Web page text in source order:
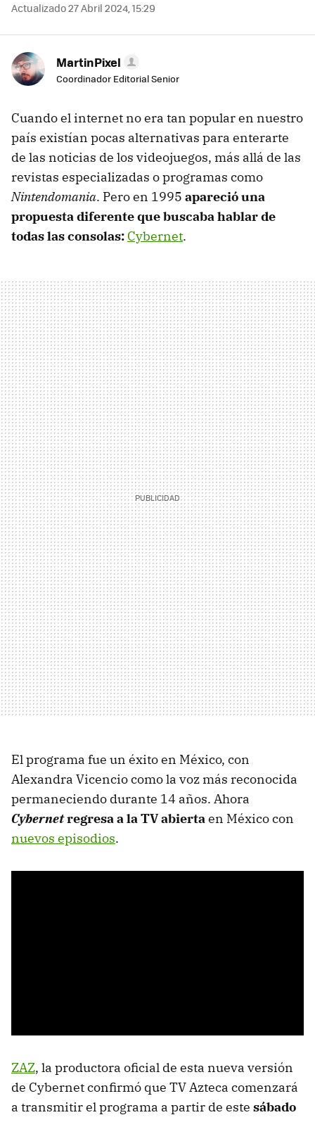
Actualizado 27 Abril 2024, 15:29
MartinPixel
Coordinador Editorial Senior
Cuando el internet no era tan popular en nuestro
país existían pocas alternativas para enterarte
de las noticias de los videojuegos, más allá de las
revistas especializadas o programas como
Nintendomania. Pero en 1995 apareció una
propuesta diferente que buscaba hablar de
todas las consolas: Cybernet.
El programa fue un éxito en México, con
Alexandra Vicencio como la voz más reconocida
permaneciendo durante 14 años. Ahora
Cybernetregresa a la TV abiertaen México con
nuevos episodios.
ZAZ, la productora oficial de esta nueva versión
de Cybernet confirmó que TV Azteca comenzará
a transmitir el programa a partir de este sábado